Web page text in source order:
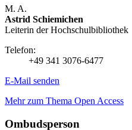
M. A.
Astrid Schiemichen
Leiterin der Hochschulbibliothek
Telefon:
+49 341 3076-6477
E-Mail senden
Mehr zum Thema Open Access
Ombudsperson